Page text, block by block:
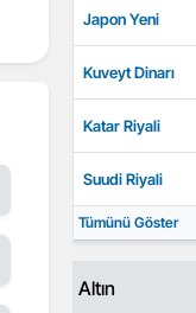
Japon Yeni
Kuveyt Dinarı
Katar Riyali
Suudi Riyali
Tümünü Göster
Altın